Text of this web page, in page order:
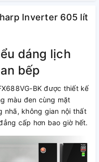
Inverter 605 lít
dáng lịch
bếp
BK được thiết kế
màu đen cùng mặt
nhã, không gian nội thất
cấp hơn bao giờ hết.